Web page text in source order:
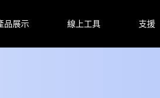
品展示 線上工具 支援